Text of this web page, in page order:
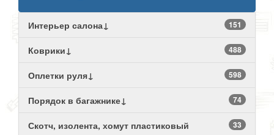
Интерьер салона↓ 151
Коврики↓ 488
Оплетки руля↓ 598
Порядок в багажнике↓ 74
Скотч, изолента, хомут пластиковый 33